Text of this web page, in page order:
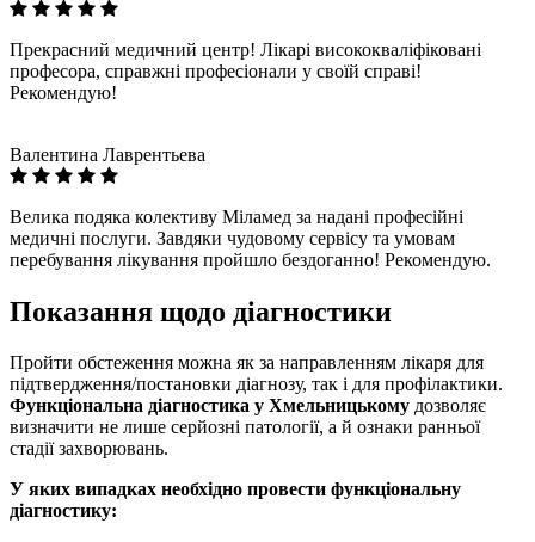
Прекрасний медичний центр! Лікарі висококваліфіковані
професора, справжні професіонали у своїй справі!
Рекомендую!
Валентина Лаврентьева
Велика подяка колективу Міламед за надані професійні
медичні послуги. Завдяки чудовому сервісу та умовам
перебування лікування пройшло бездоганно! Рекомендую.
Показання щодо діагностики
Пройти обстеження можна як за направленням лікаря для
підтвердження/постановки діагнозу, так і для профілактики.
Функціональна діагностика у Хмельницькому дозволяє
визначити не лише серйозні патології, а й ознаки ранньої
стадії захворювань.
У яких випадках необхідно провести функціональну
діагностику: